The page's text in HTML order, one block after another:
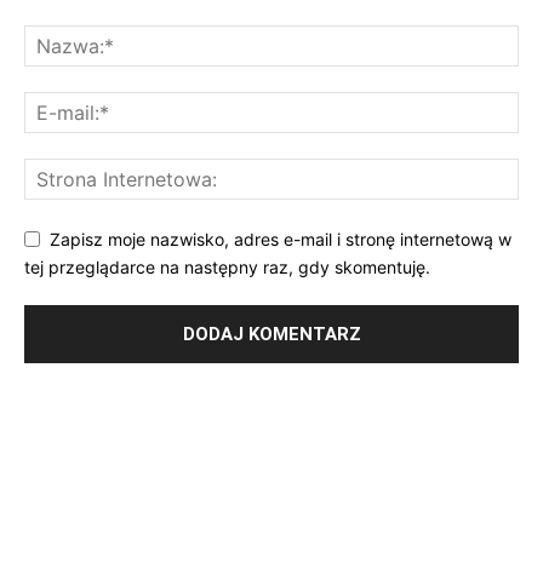
Zapisz moje nazwisko, adres e-mail i stronę internetową w
tej przeglądarce na następny raz, gdy skomentuję.